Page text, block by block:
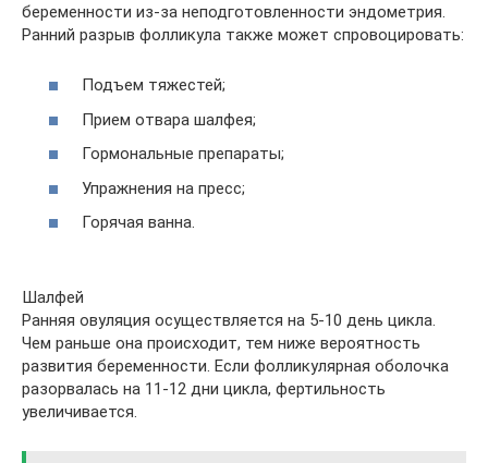
беременности из-за неподготовленности эндометрия.
Ранний разрыв фолликула также может спровоцировать:
Подъем тяжестей;
Прием отвара шалфея;
Гормональные препараты;
Упражнения на пресс;
Горячая ванна.
Шалфей
Ранняя овуляция осуществляется на 5-10 день цикла.
Чем раньше она происходит, тем ниже вероятность
развития беременности. Если фолликулярная оболочка
разорвалась на 11-12 дни цикла, фертильность
увеличивается.